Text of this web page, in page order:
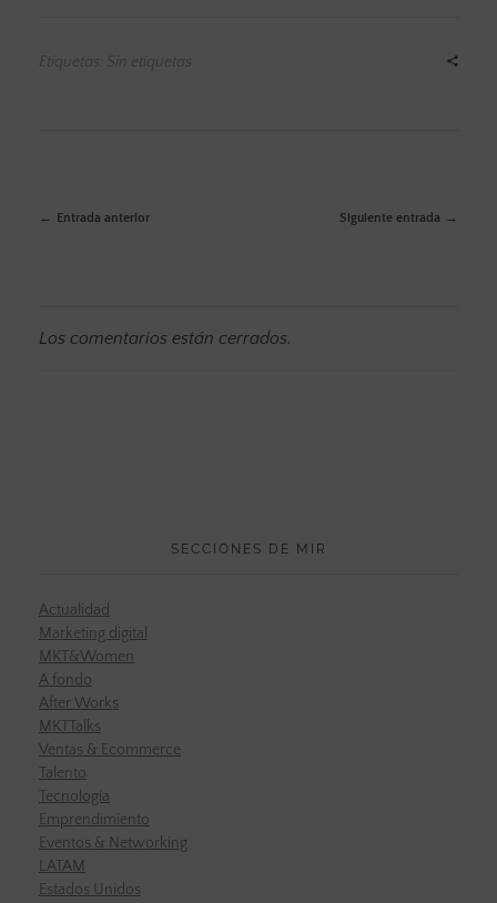
Etiquetas: Sin etiquetas
Entrada anterior Siguiente entrada
Los comentarios están cerrados.
SECCIONES DE MIR
Actualidad
Marketing digital
MKT&Women
A fondo
After Works
MKTTalks
Ventas & Ecommerce
Talento
Tecnología
Emprendimiento
Eventos & Networking
LATAM
Estados Unidos